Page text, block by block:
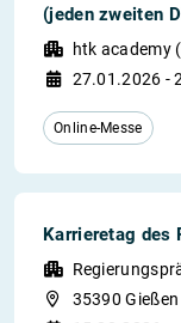
(jeden zweiten
htk academy
27.01.2026 -
Online-Messe
Karrieretag des
35390 Gießen